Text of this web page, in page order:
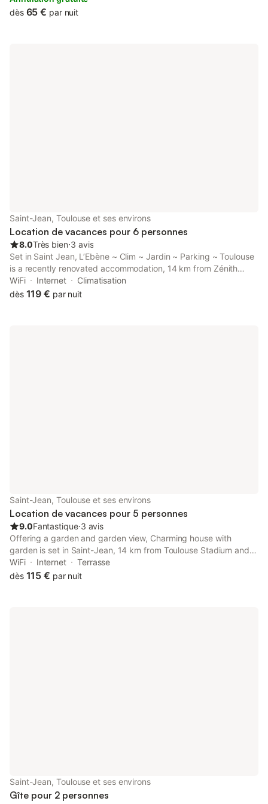
dès 65 € par nuit
Saint-Jean, Toulouse et ses environs
Location de vacances pour 6 personnes
8.0Très bien⋅3 avis
Set in Saint Jean, L’Ebène ~ Clim ~ Jardin ~ Parking ~ Toulouse
is a recently renovated accommodation, 14 km from Zénith
Toulouse Métropole and 14 km from Toulouse Expo. The air-
conditioned accommodation is 14 km from Toulouse Stadium.
WiFi Internet
Climatisation
dès 119 € par nuit
Saint-Jean, Toulouse et ses environs
Location de vacances pour 5 personnes
9.0Fantastique⋅3 avis
Offering a garden and garden view, Charming house with
garden is set in Saint-Jean, 14 km from Toulouse Stadium and
16 km from Zénith Toulouse Métropole. This property offers
access to a terrace and free private parking.
WiFi Internet
Terrasse
dès 115 € par nuit
Saint-Jean, Toulouse et ses environs
Gîte pour 2 personnes